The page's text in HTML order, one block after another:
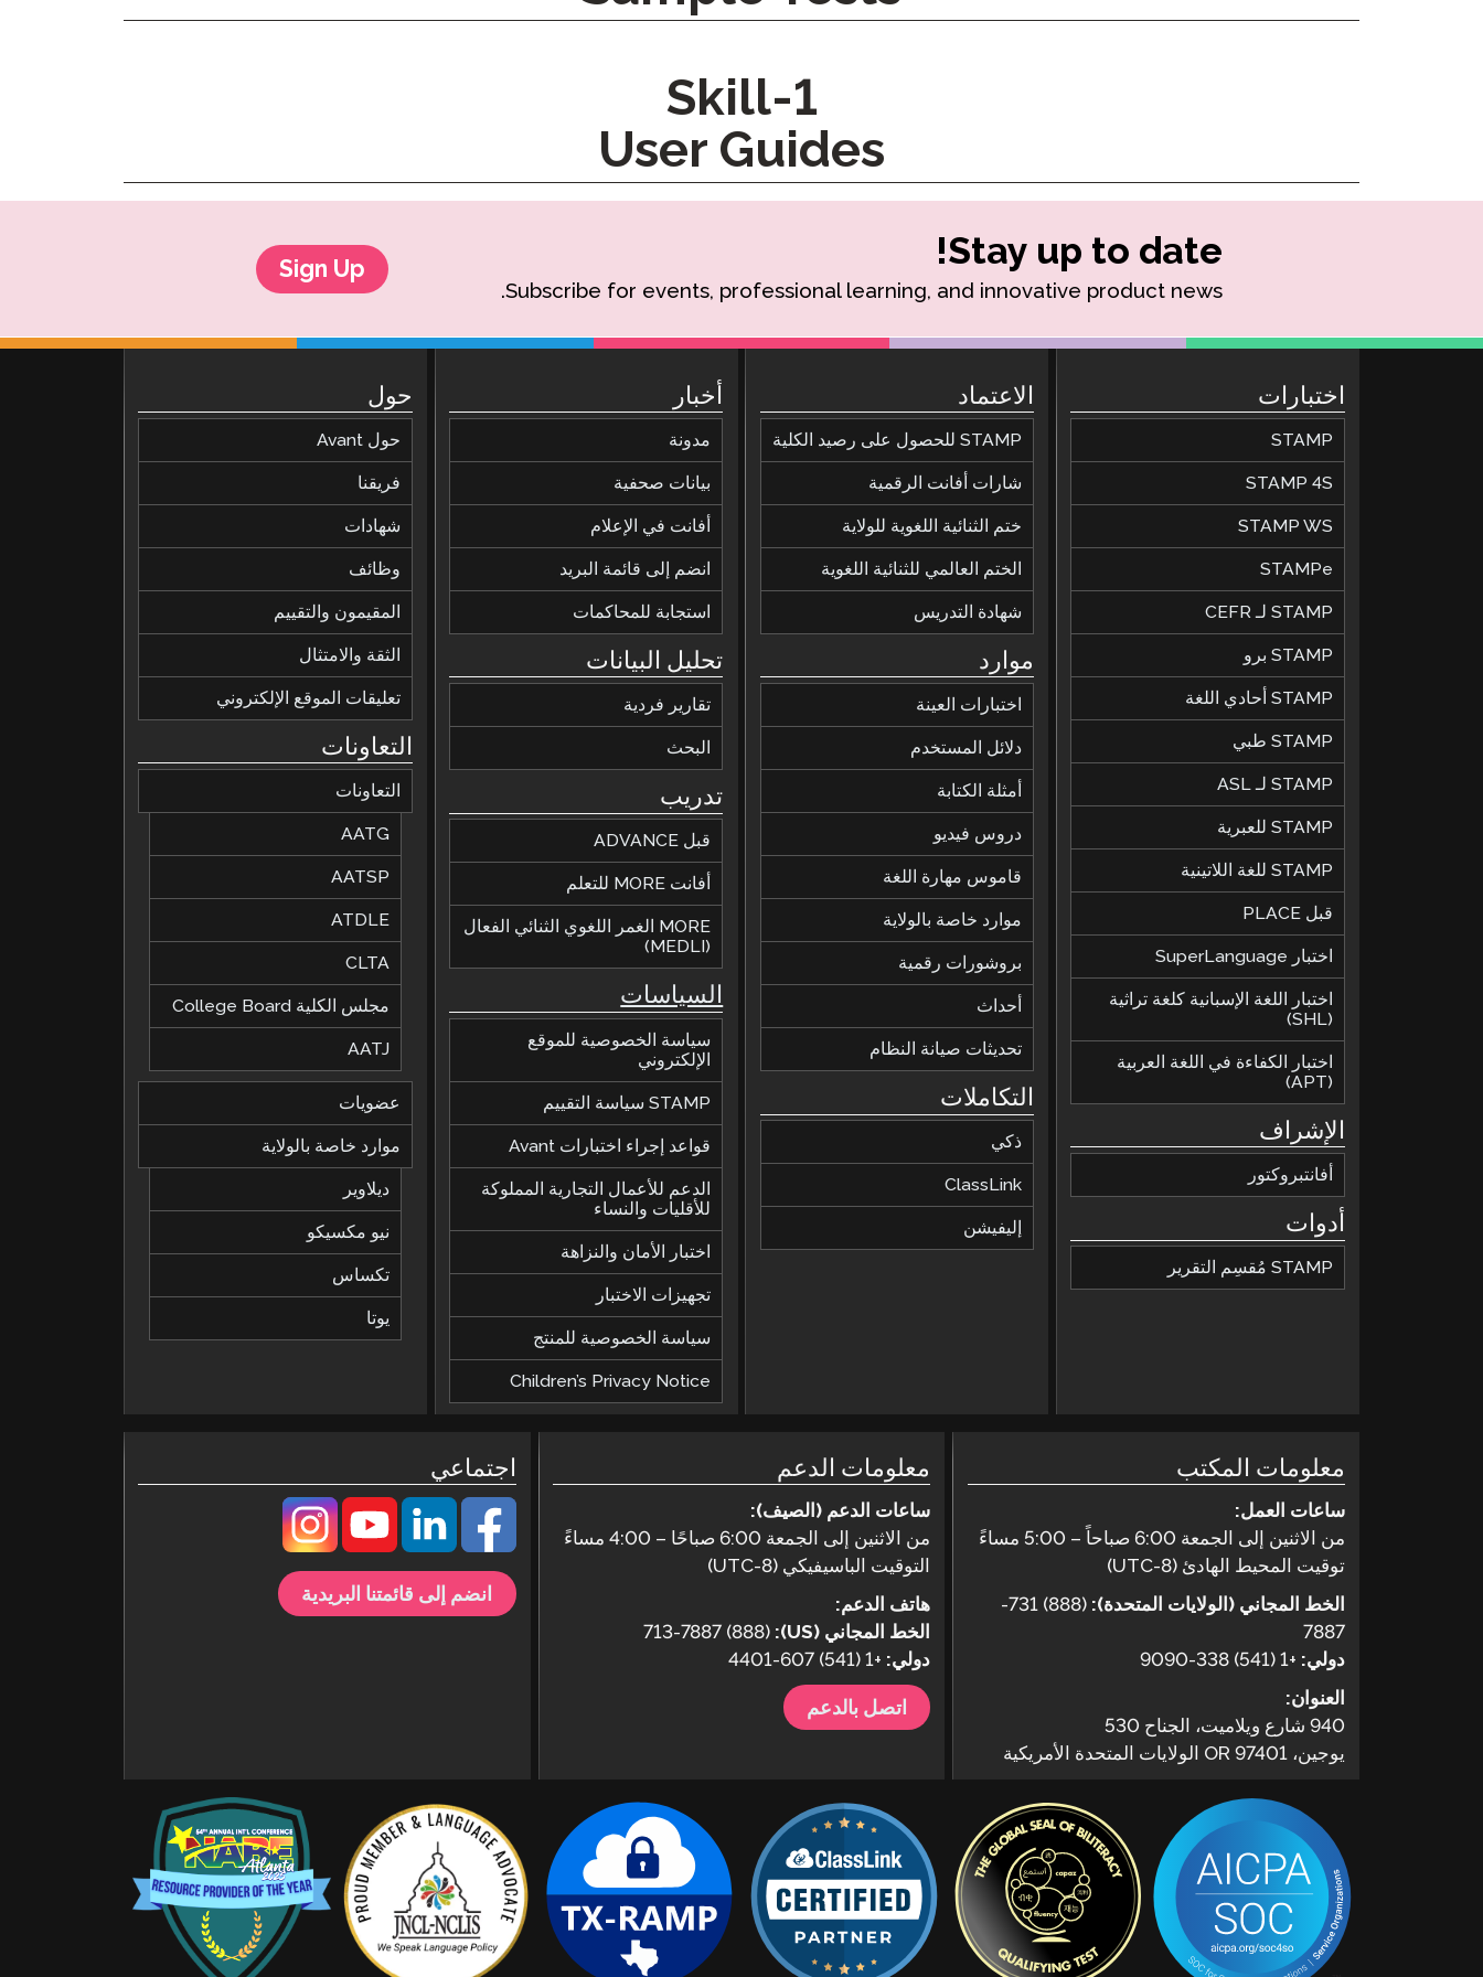
بودكاست
أحداث
1-Skill
User Guides
Stay up to date!
Subscribe for events, professional learning, and innovative product news.
Sign Up
اختبارات
STAMP
STAMP 4S
STAMP WS
STAMPe
STAMP لـ CEFR
STAMP برو
STAMP أحادي اللغة
STAMP طبي
STAMP لـ ASL
STAMP للعبرية
STAMP للغة اللاتينية
قبل PLACE
اختبار SuperLanguage
اختبار اللغة الإسبانية كلغة تراثية
(SHL)
اختبار الكفاءة في اللغة العربية
(APT)
الإشراف
أفانتبروكتور
أدوات
STAMP مُقسِم التقرير
الاعتماد
STAMP للحصول على رصيد الكلية
شارات أفانت الرقمية
ختم الثنائية اللغوية للولاية
الختم العالمي للثنائية اللغوية
شهادة التدريس
موارد
اختبارات العينة
دلائل المستخدم
أمثلة الكتابة
دروس فيديو
قاموس مهارة اللغة
موارد خاصة بالولاية
بروشورات رقمية
أحداث
تحديثات صيانة النظام
التكاملات
ذكي
ClassLink
إليفيشن
أخبار
مدونة
بيانات صحفية
أفانت في الإعلام
انضم إلى قائمة البريد
استجابة للمحاكمات
تحليل البيانات
تقارير فردية
البحث
تدريب
قبل ADVANCE
أفانت MORE للتعلم
MORE الغمر اللغوي الثنائي الفعال
(MEDLI)
السياسات
سياسة الخصوصية للموقع
الإلكتروني
STAMP سياسة التقييم
قواعد إجراء اختبارات Avant
الدعم للأعمال التجارية المملوكة
للأقليات والنساء
اختبار الأمان والنزاهة
تجهيزات الاختبار
سياسة الخصوصية للمنتج
Children’s Privacy Notice
حول
حول Avant
فريقنا
شهادات
وظائف
المقيمون والتقييم
الثقة والامتثال
تعليقات الموقع الإلكتروني
التعاونات
التعاونات
AATG
AATSP
ATDLE
CLTA
مجلس الكلية College Board
AATJ
عضويات
موارد خاصة بالولاية
ديلاوير
نيو مكسيكو
تكساس
يوتا
معلومات المكتب
ساعات العمل:
من الاثنين إلى الجمعة 6:00 صباحاً – 5:00 مساءً
توقيت المحيط الهادئ (UTC-8)
الخط المجاني (الولايات المتحدة):
(888) 731-
7887
دولي: +1 (541) 338-9090
العنوان:
940 شارع ويلاميت، الجناح 530
يوجين، OR 97401 الولايات المتحدة الأمريكية
معلومات الدعم
ساعات الدعم (الصيف):
من الاثنين إلى الجمعة 6:00 صباحًا – 4:00 مساءً
التوقيت الباسيفيكي (UTC-8)
هاتف الدعم:
الخط المجاني (US):
(888) 713-7887
دولي: +1 (541) 607-4401
اتصل بالدعم
اجتماعي
انضم إلى قائمتنا البريدية